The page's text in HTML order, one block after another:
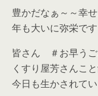
豊かだなぁ～～幸
年も大いに弥栄で
皆さん ＃お早うご
くすり屋芳さんこ
今日も生かされて